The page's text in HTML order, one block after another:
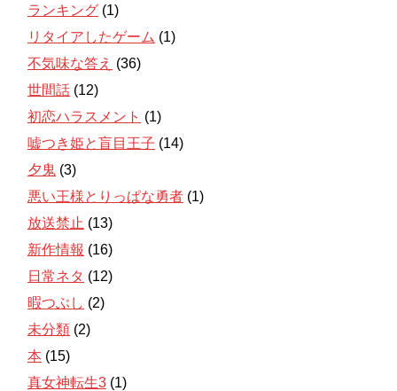
ランキング (1)
リタイアしたゲーム (1)
不気味な答え (36)
世間話 (12)
初恋ハラスメント (1)
嘘つき姫と盲目王子 (14)
夕鬼 (3)
悪い王様とりっぱな勇者 (1)
放送禁止 (13)
新作情報 (16)
日常ネタ (12)
暇つぶし (2)
未分類 (2)
本 (15)
真女神転生3 (1)